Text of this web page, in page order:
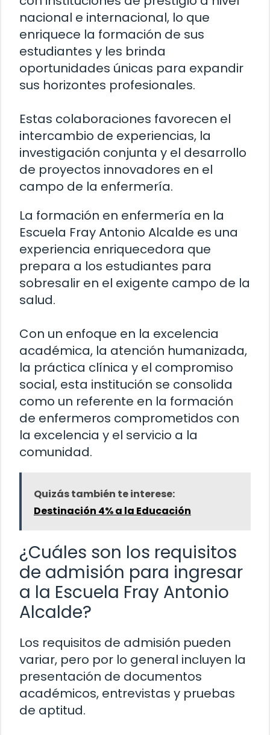
nacional e internacional, lo que
enriquece la formación de sus
estudiantes y les brinda
oportunidades únicas para expandir
sus horizontes profesionales.
Estas colaboraciones favorecen el
intercambio de experiencias, la
investigación conjunta y el desarrollo
de proyectos innovadores en el
campo de la enfermería.
La formación en enfermería en la
Escuela Fray Antonio Alcalde es una
experiencia enriquecedora que
prepara a los estudiantes para
sobresalir en el exigente campo de la
salud.
Con un enfoque en la excelencia
académica, la atención humanizada,
la práctica clínica y el compromiso
social, esta institución se consolida
como un referente en la formación
de enfermeros comprometidos con
la excelencia y el servicio a la
comunidad.
Quizás también te interese:
Destinación 4% a la Educación
¿Cuáles son los requisitos
de admisión para ingresar
a la Escuela Fray Antonio
Alcalde?
Los requisitos de admisión pueden
variar, pero por lo general incluyen la
presentación de documentos
académicos, entrevistas y pruebas
de aptitud.